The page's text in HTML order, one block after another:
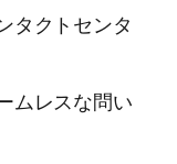
タクトセンタ
ムレスな問い